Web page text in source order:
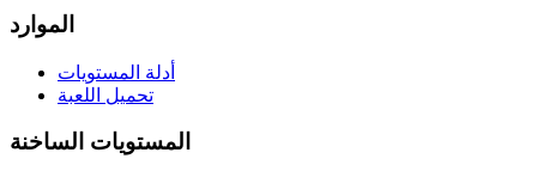
الموارد
أدلة المستويات
تحميل اللعبة
المستويات الساخنة